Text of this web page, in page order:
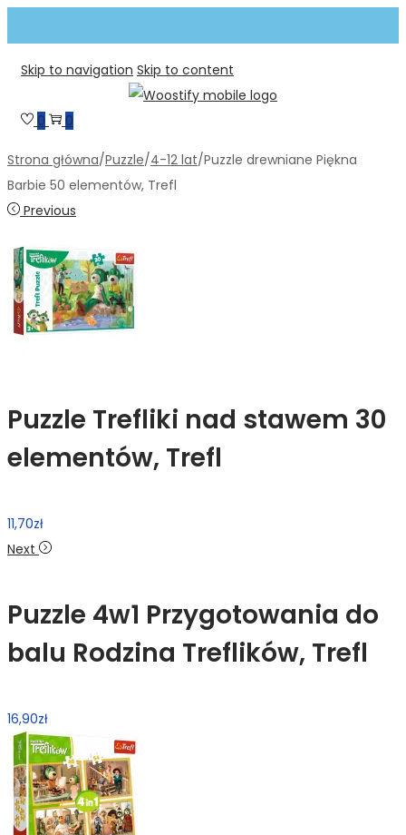
Skip to navigation Skip to content
0 0
Strona główna/Puzzle/4-12 lat/Puzzle drewniane Piękna
Barbie 50 elementów, Trefl
Previous
Puzzle Trefliki nad stawem 30
elementów, Trefl
11,70zł
Next
Puzzle 4w1 Przygotowania do
balu Rodzina Treflików, Trefl
16,90zł